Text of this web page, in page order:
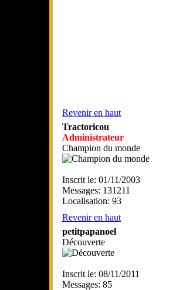
Revenir en haut
Tractoricou
Administrateur
Champion du monde
Inscrit le: 01/11/2003
Messages: 131211
Localisation: 93
Revenir en haut
petitpapanoel
Découverte
Inscrit le: 08/11/2011
Messages: 85